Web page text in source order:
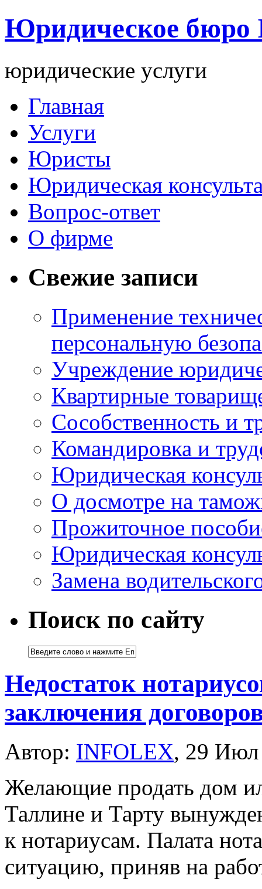
Юридическое бюро
юридические услуги
Главная
Услуги
Юристы
Юридическая
Вопрос-ответ
О фирме
Свежие записи
Применение
персональную
Учреждение
Квартирные
Сособственность и
Командировка и
Юридическая
О досмотре на
Прожиточное
Юридическая
Замена
Поиск по сайту
Недостаток
заключения
Автор: INFOLEX, 29 Июл
Желающие продать дом
Таллине и Тарту
к нотариусам. Палата
ситуацию, приняв на